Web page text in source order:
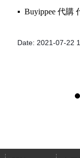
▪️ Buyippee 代購
Date: 2021-07-22